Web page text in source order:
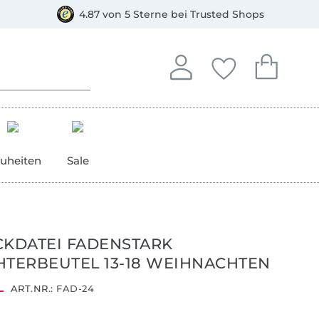
4.87 von 5 Sterne bei Trusted Shops
Anmelden
In deinem Konto
Deine
Du hast keine
Dein
Du hast
Sale
FADENSTARK
13-18 WEIHNACHTEN
ART.NR.: FAD-24